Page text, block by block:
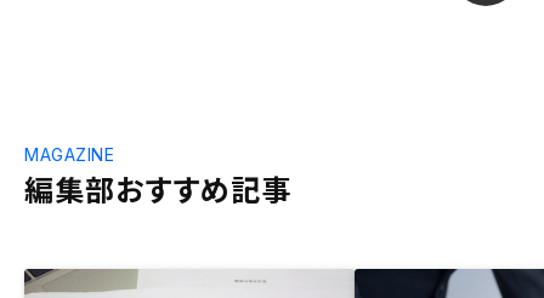
編集部おすすめ記事
MAGAZINE